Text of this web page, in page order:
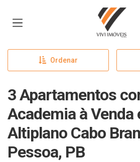
Página
Ordenar
3 Apartamentos
Academia à Venda
Altiplano Cabo
Pessoa, PB